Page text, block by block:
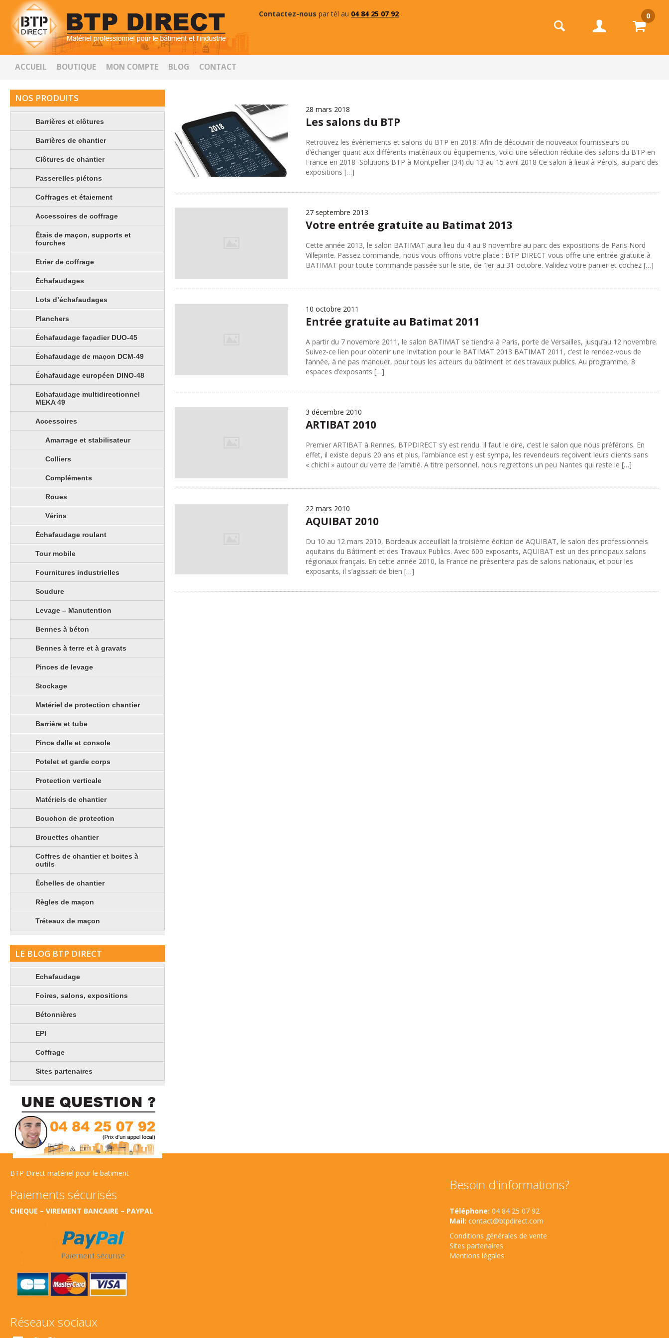
Contactez-nous par tél au 04 84 25 07 92 0
ACCUEIL BOUTIQUE MON COMPTE BLOG CONTACT
28 mars 2018
Les salons du BTP
Retrouvez les évènements et salons du BTP en 2018. Afin de découvrir de nouveaux fournisseurs ou
d’échanger quant aux différents matériaux ou équipements, voici une sélection réduite des salons du BTP en
France en 2018 Solutions BTP à Montpellier (34) du 13 au 15 avril 2018 Ce salon à lieux à Pérols, au parc des
expositions […]
27 septembre 2013
Votre entrée gratuite au Batimat 2013
Cette année 2013, le salon BATIMAT aura lieu du 4 au 8 novembre au parc des expositions de Paris Nord
Villepinte. Passez commande, nous vous offrons votre place : BTP DIRECT vous offre une entrée gratuite à
BATIMAT pour toute commande passée sur le site, de 1er au 31 octobre. Validez votre panier et cochez […]
10 octobre 2011
Entrée gratuite au Batimat 2011
A partir du 7 novembre 2011, le salon BATIMAT se tiendra à Paris, porte de Versailles, jusqu’au 12 novembre.
Suivez-ce lien pour obtenir une Invitation pour le BATIMAT 2013 BATIMAT 2011, c’est le rendez-vous de
l’année, à ne pas manquer, pour tous les acteurs du bâtiment et des travaux publics. Au programme, 8
espaces d’exposants […]
3 décembre 2010
ARTIBAT 2010
Premier ARTIBAT à Rennes, BTPDIRECT s’y est rendu. Il faut le dire, c’est le salon que nous préférons. En
effet, il existe depuis 20 ans et plus, l’ambiance est y est sympa, les revendeurs reçoivent leurs clients sans
« chichi » autour du verre de l’amitié. A titre personnel, nous regrettons un peu Nantes qui reste le […]
22 mars 2010
AQUIBAT 2010
Du 10 au 12 mars 2010, Bordeaux acceuillait la troisième édition de AQUIBAT, le salon des professionnels
aquitains du Bâtiment et des Travaux Publics. Avec 600 exposants, AQUIBAT est un des principaux salons
régionaux français. En cette année 2010, la France ne présentera pas de salons nationaux, et pour les
exposants, il s’agissait de bien […]
NOS PRODUITS
Barrières et clôtures
Barrières de chantier
Clôtures de chantier
Passerelles piétons
Coffrages et étaiement
Accessoires de coffrage
Étais de maçon, supports et
fourches
Etrier de coffrage
Échafaudages
Lots d’échafaudages
Planchers
Échafaudage façadier DUO-45
Échafaudage de maçon DCM-49
Échafaudage européen DINO-48
Echafaudage multidirectionnel
MEKA 49
Accessoires
Amarrage et stabilisateur
Colliers
Compléments
Roues
Vérins
Échafaudage roulant
Tour mobile
Fournitures industrielles
Soudure
Levage – Manutention
Bennes à béton
Bennes à terre et à gravats
Pinces de levage
Stockage
Matériel de protection chantier
Barrière et tube
Pince dalle et console
Potelet et garde corps
Protection verticale
Matériels de chantier
Bouchon de protection
Brouettes chantier
Coffres de chantier et boites à
outils
Échelles de chantier
Règles de maçon
Tréteaux de maçon
LE BLOG BTP DIRECT
Echafaudage
Foires, salons, expositions
Bétonnières
EPI
Coffrage
Sites partenaires
BTP Direct matériel pour le batiment
Paiements sécurisés
CHEQUE – VIREMENT BANCAIRE – PAYPAL
Réseaux sociaux
Besoin d'informations?
Téléphone: 04 84 25 07 92
Mail: contact@btpdirect.com
Conditions générales de vente
Sites partenaires
Mentions légales